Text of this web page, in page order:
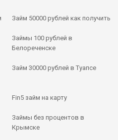
Займ 50000 рублей как получить
Займы 100 рублей в
Белореченске
Займ 30000 рублей в Туапсе
Fin5 займ на карту
Займы без процентов в
Крымске